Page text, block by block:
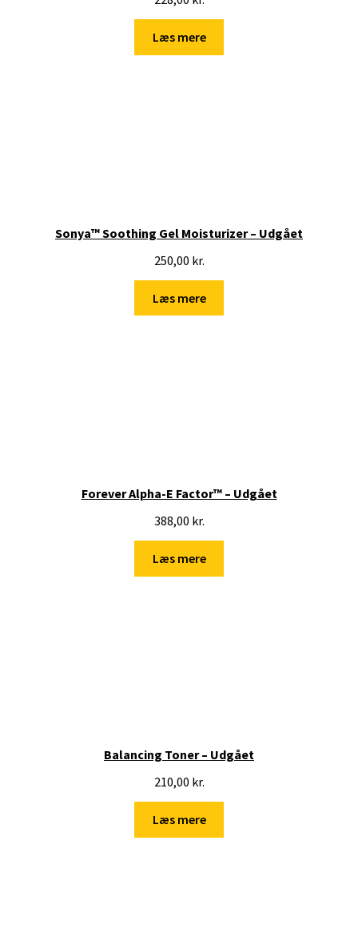
Læs mere
Sonya™ Soothing Gel Moisturizer – Udgået
250,00 kr.
Læs mere
Forever Alpha-E Factor™ – Udgået
388,00 kr.
Læs mere
Balancing Toner – Udgået
210,00 kr.
Læs mere